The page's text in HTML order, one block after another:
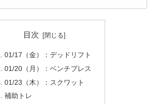
目次
01/17（金）：デッドリフト
01/20（月）：ベンチプレス
01/23（木）：スクワット
補助トレ